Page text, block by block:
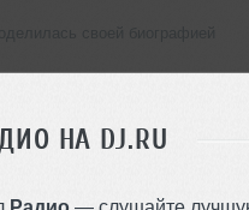
НА DJ.RU
Радио — слушайте